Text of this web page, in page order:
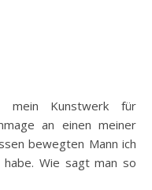
mein Kunstwerk für
an einen meiner
bewegten Mann ich
Wie sagt man so